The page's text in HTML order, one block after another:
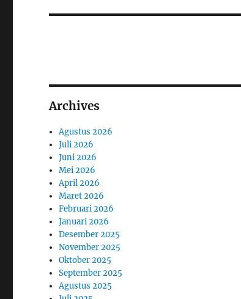
Archives
Agustus 2026
Juli 2026
Juni 2026
Mei 2026
April 2026
Maret 2026
Februari 2026
Januari 2026
Desember 2025
November 2025
Oktober 2025
September 2025
Agustus 2025